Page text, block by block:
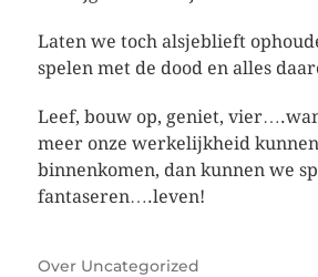
Laten we toch alsjeblieft
spelen met de dood en alles
Leef, bouw op, geniet,
meer onze werkelijkheid
binnenkomen, dan kunnen we
fantaseren….leven!
Over Uncategorized